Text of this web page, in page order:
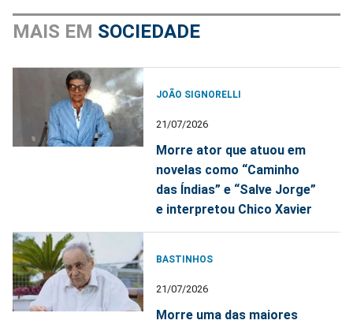
MAIS EM SOCIEDADE
JOÃO SIGNORELLI
21/07/2026
Morre ator que atuou em
novelas como “Caminho
das Índias” e “Salve Jorge”
e interpretou Chico Xavier
BASTINHOS
21/07/2026
Morre uma das maiores